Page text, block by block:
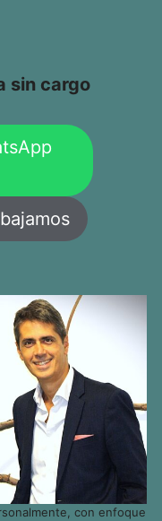
sin cargo
con enfoque